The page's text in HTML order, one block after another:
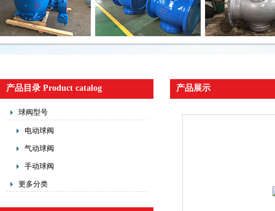
产品目录 Product catalog
球阀型号
电动球阀
气动球阀
手动球阀
更多分类
产品展示